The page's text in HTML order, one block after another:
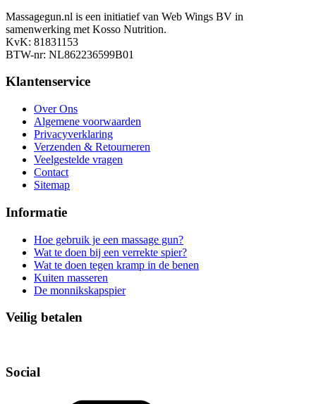
Massagegun.nl is een initiatief van Web Wings BV in
samenwerking met Kosso Nutrition.
KvK: 81831153
BTW-nr: NL862236599B01
Klantenservice
Over Ons
Algemene voorwaarden
Privacyverklaring
Verzenden & Retourneren
Veelgestelde vragen
Contact
Sitemap
Informatie
Hoe gebruik je een massage gun?
Wat te doen bij een verrekte spier?
Wat te doen tegen kramp in de benen
Kuiten masseren
De monnikskapspier
Veilig betalen
Social